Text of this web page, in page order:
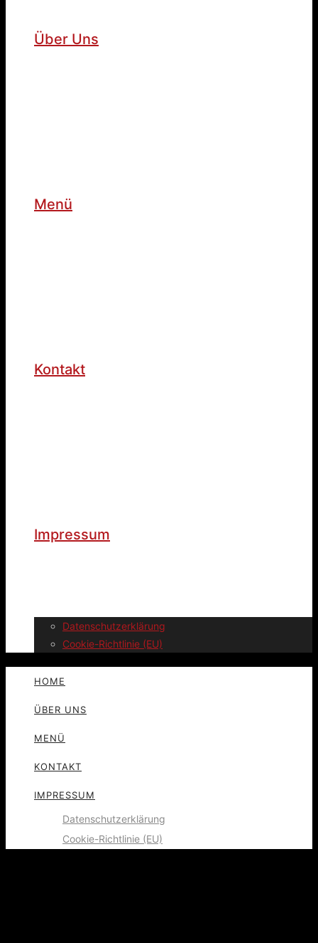
Über Uns
Menü
Kontakt
Impressum
Datenschutzerklärung
Cookie-Richtlinie (EU)
HOME
ÜBER UNS
MENÜ
KONTAKT
IMPRESSUM
Datenschutzerklärung
Cookie-Richtlinie (EU)